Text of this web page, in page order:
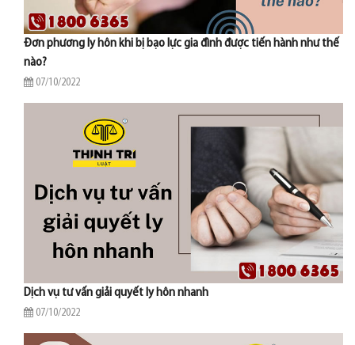
Đơn phương ly hôn khi bị bạo lực gia đình được tiến hành như thế
nào?
07/10/2022
Dịch vụ tư vấn giải quyết ly hôn nhanh
07/10/2022